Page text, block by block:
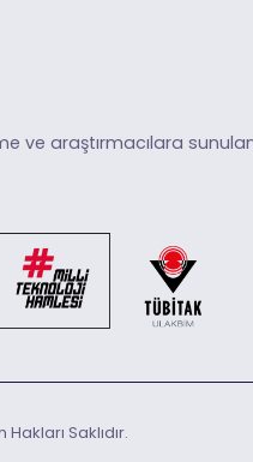
ve araştırmacılara
Saklıdır.